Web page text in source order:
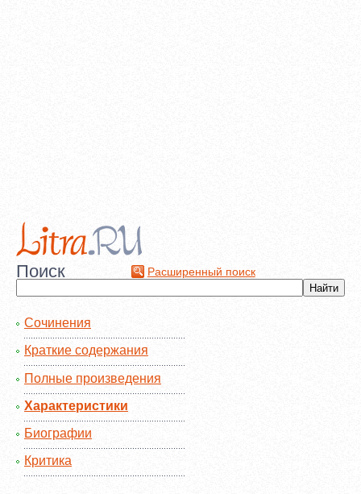
Поиск Расширенный поиск
Сочинения
Краткие содержания
Полные произведения
Характеристики
Биографии
Критика